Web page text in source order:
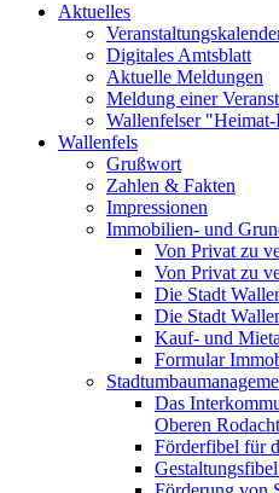
Aktuelles
Digitales Amtsblatt
Aktuelle Meldungen
Meldung einer
Wallenfelser
Wallenfels
Grußwort
Zahlen & Fakten
Impressionen
Immobilien- und
Von Privat zu
Von Privat zu
Die Stadt
Die Stadt
Kauf- und
Formular
Das
Oberen
Förderfibel für